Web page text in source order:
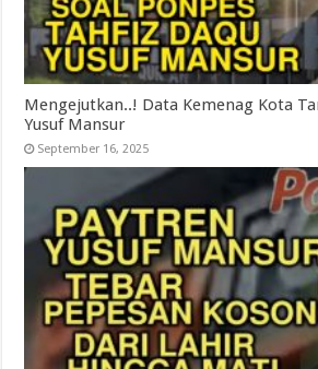
Mengejutkan..! Data Kemenag Kota
Yusuf Mansur
September 16, 2025